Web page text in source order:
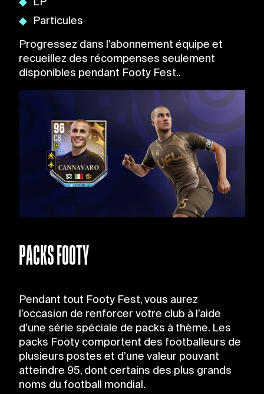
Particules
Progressez dans l’abonnement équipe et
recueillez des récompenses seulement
disponibles pendant Footy Fest..
PACKS FOOTY
Pendant tout Footy Fest, vous aurez
l’occasion de renforcer votre club à l’aide
d’une série spéciale de packs à thème. Les
packs Footy comportent des footballeurs de
plusieurs postes et d’une valeur pouvant
atteindre 95, dont certains des plus grands
noms du football mondial.